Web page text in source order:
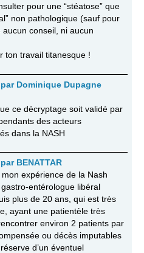
pour une “stéatose” que
non pathologique (sauf pour
aucun conseil, ni aucun
ton travail titanesque !
par Dominique Dupagne
ce décryptage soit validé par
des acteurs
dans la NASH
par BENATTAR
mon expérience de la Nash
entérologue libéral
plus de 20 ans, qui est très
ayant une patientèle très
environ 2 patients par
ou décès imputables
d’un éventuel